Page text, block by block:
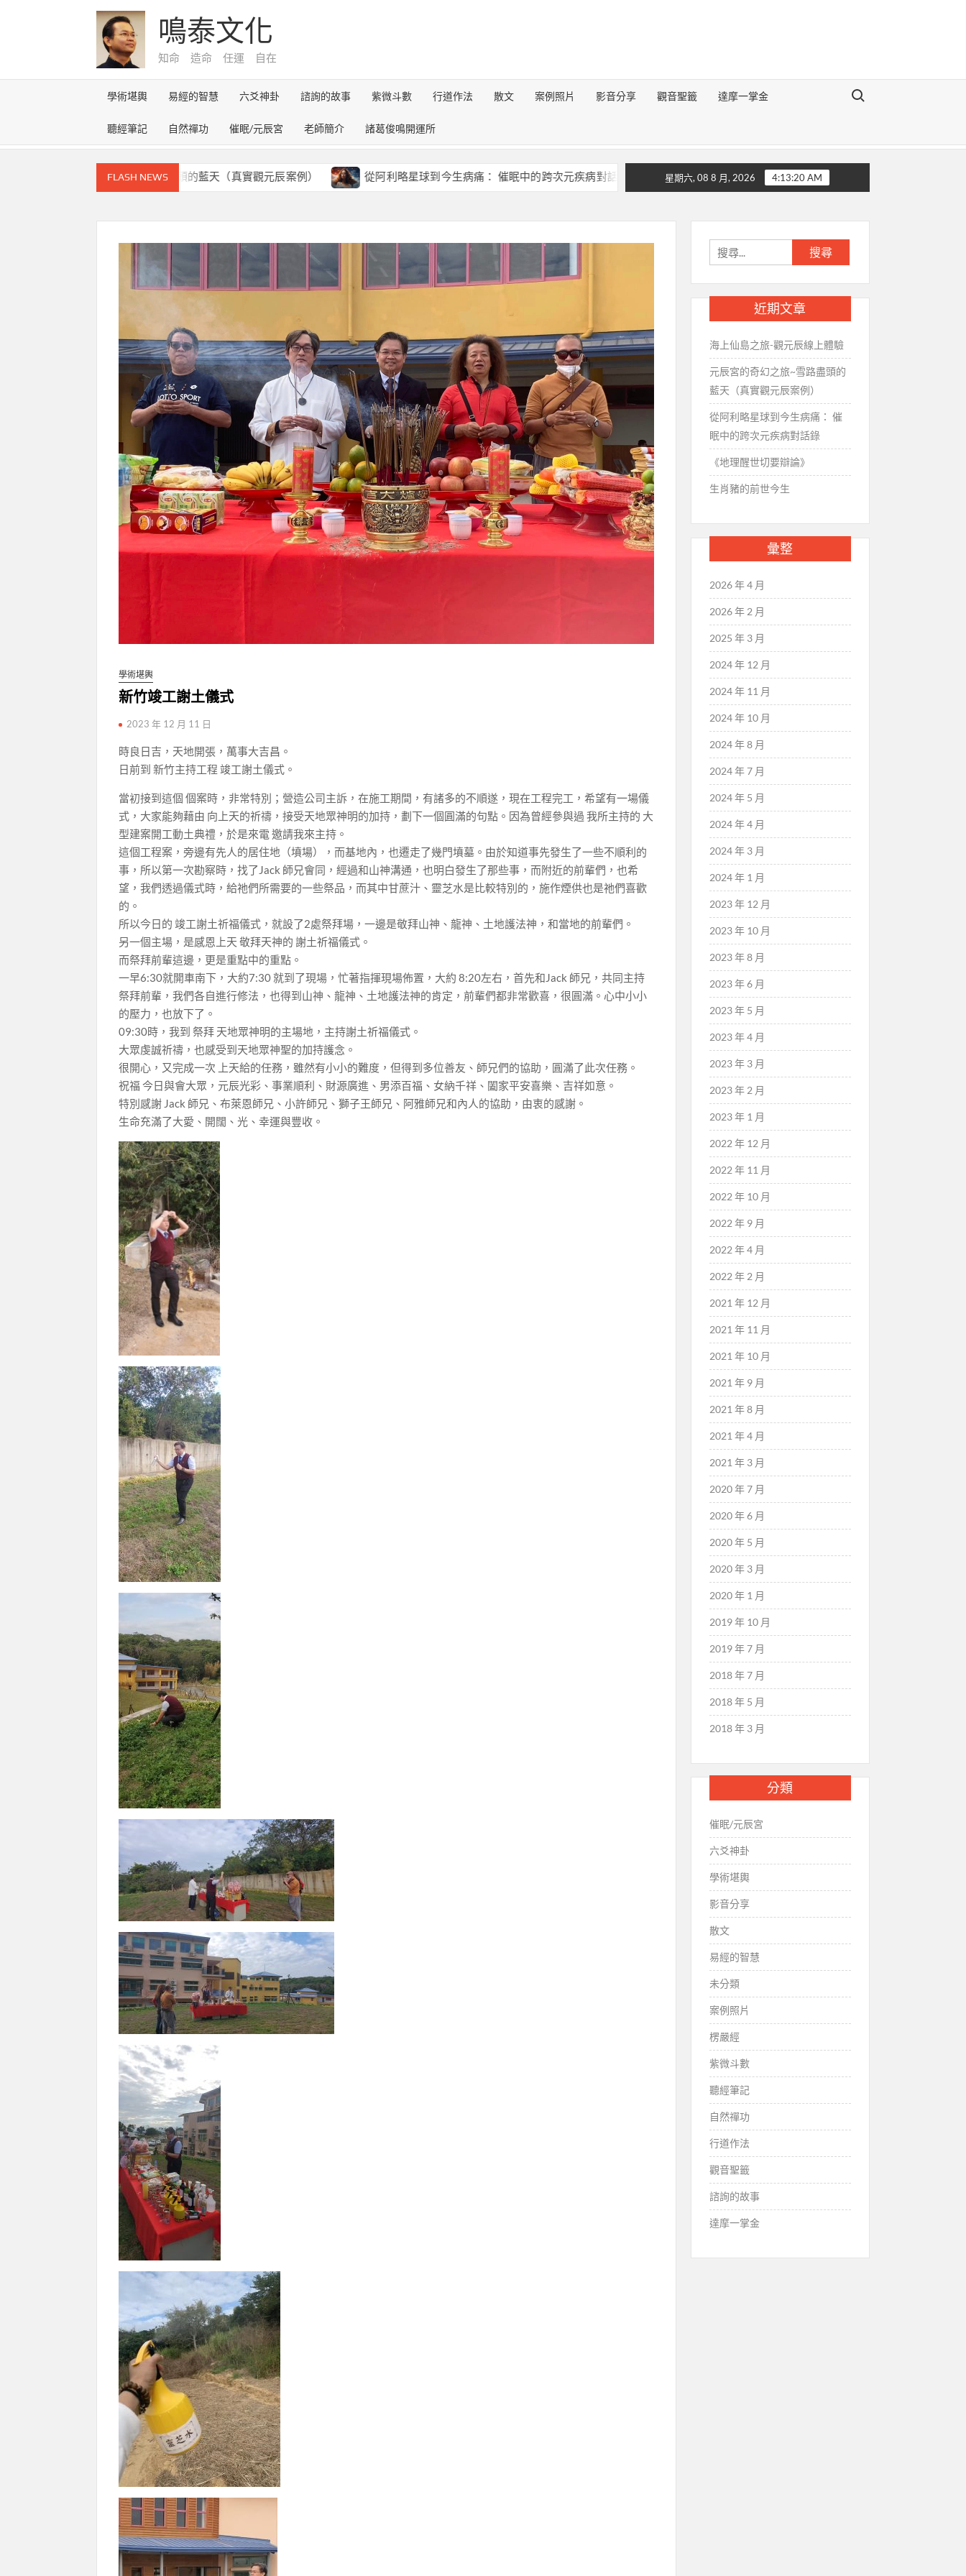
鳴泰文化
知命 造命 任運 自在
學術堪輿 易經的智慧 六爻神卦 諮詢的故事 紫微斗數 行道作法 散文 案例照片 影音分享 觀音聖籤 達摩一掌金
聽經筆記 自然禪功 催眠/元辰宮 老師簡介 諸葛俊鳴開運所
Search for:
FLASH NEWS
宮的奇幻之旅~雪路盡頭的藍天（真實觀元辰案例） 從阿利略星球到今生病痛： 催眠中的跨次元疾病對話錄 《地理醒世切要辯論》 生肖豬的前世今生
星期六, 08 8 月, 2026 4:13:21 AM
學術堪輿
新竹竣工謝土儀式
2023 年 12 月 11 日
時良日吉，天地開張，萬事大吉昌。
日前到 新竹主持工程 竣工謝土儀式。
當初接到這個 個案時，非常特別；營造公司主訴，在施工期間，有諸多的不順遂，現在工程完工，希望有一場儀
式，大家能夠藉由 向上天的祈禱，接受天地眾神明的加持，劃下一個圓滿的句點。因為曾經參與過 我所主持的 大
型建案開工動土典禮，於是來電 邀請我來主持。
這個工程案，旁邊有先人的居住地（墳場），而基地內，也遷走了幾門墳墓。由於知道事先發生了一些不順利的
事，所以第一次勘察時，找了Jack 師兄會同，經過和山神溝通，也明白發生了那些事，而附近的前輩們，也希
望，我們透過儀式時，給祂們所需要的一些祭品，而其中甘蔗汁、靈芝水是比較特別的，施作煙供也是祂們喜歡
的。
所以今日的 竣工謝土祈福儀式，就設了2處祭拜場，一邊是敬拜山神、龍神、土地護法神，和當地的前輩們。
另一個主場，是感恩上天 敬拜天神的 謝土祈福儀式。
而祭拜前輩這邊，更是重點中的重點。
一早6:30就開車南下，大約7:30 就到了現場，忙著指揮現場佈置，大約 8:20左右，首先和Jack 師兄，共同主持
祭拜前輩，我們各自進行修法，也得到山神、龍神、土地護法神的肯定，前輩們都非常歡喜，很圓滿。心中小小
的壓力，也放下了。
09:30時，我到 祭拜 天地眾神明的主場地，主持謝土祈福儀式。
大眾虔誠祈禱，也感受到天地眾神聖的加持護念。
很開心，又完成一次 上天給的任務，雖然有小小的難度，但得到多位善友、師兄們的協助，圓滿了此次任務。
祝福 今日與會大眾，元辰光彩、事業順利、財源廣進、男添百福、女納千祥、闔家平安喜樂、吉祥如意。
特別感謝 Jack 師兄、布萊恩師兄、小許師兄、獅子王師兄、阿雅師兄和內人的協助，由衷的感謝。
生命充滿了大愛、開闊、光、幸運與豐收。
尋
關
鍵
字:
近期文章
海上仙島之旅-觀元辰線上體驗
元辰宮的奇幻之旅~雪路盡頭的
藍天（真實觀元辰案例）
從阿利略星球到今生病痛： 催
眠中的跨次元疾病對話錄
《地理醒世切要辯論》
生肖豬的前世今生
彙整
2026 年 4 月
2026 年 2 月
2025 年 3 月
2024 年 12 月
2024 年 11 月
2024 年 10 月
2024 年 8 月
2024 年 7 月
2024 年 5 月
2024 年 4 月
2024 年 3 月
2024 年 1 月
2023 年 12 月
2023 年 10 月
2023 年 8 月
2023 年 6 月
2023 年 5 月
2023 年 4 月
2023 年 3 月
2023 年 2 月
2023 年 1 月
2022 年 12 月
2022 年 11 月
2022 年 10 月
2022 年 9 月
2022 年 4 月
2022 年 2 月
2021 年 12 月
2021 年 11 月
2021 年 10 月
2021 年 9 月
2021 年 8 月
2021 年 4 月
2021 年 3 月
2020 年 7 月
2020 年 6 月
2020 年 5 月
2020 年 3 月
2020 年 1 月
2019 年 10 月
2019 年 7 月
2018 年 7 月
2018 年 5 月
2018 年 3 月
分類
催眠/元辰宮
六爻神卦
學術堪輿
影音分享
散文
易經的智慧
未分類
案例照片
楞嚴經
紫微斗數
聽經筆記
自然禪功
行道作法
觀音聖籤
諮詢的故事
達摩一掌金